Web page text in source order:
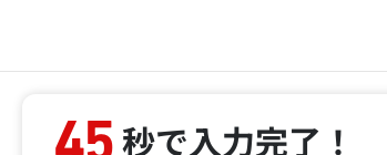
秒で入力完了！